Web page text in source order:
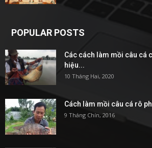
POPULAR POSTS
Các cách làm mồi câu cá
hiệu...
10 Tháng Hai, 2020
Cách làm mồi câu cá rô
9 Tháng Chín, 2016